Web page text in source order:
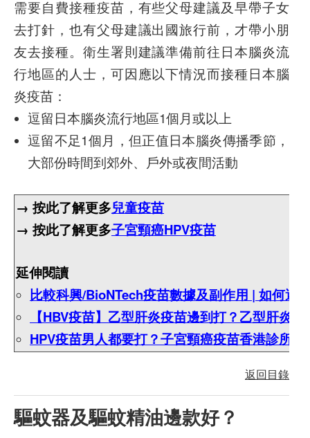
需要自費接種疫苗，有些父母建議及早帶子女
去打針，也有父母建議出國旅行前，才帶小朋
友去接種。衛生署則建議準備前往日本腦炎流
行地區的人士，可因應以下情況而接種日本腦
炎疫苗：
逗留日本腦炎流行地區1個月或以上
逗留不足1個月，但正值日本腦炎傳播季節，
大部份時間到郊外、戶外或夜間活動
→ 按此了解更多兒童疫苗
→ 按此了解更多子宮頸癌HPV疫苗
延伸閱讀
比較科興/BioNTech疫苗數據及副作用 | 如何選
【HBV疫苗】乙型肝炎疫苗邊到打？乙型肝炎
HPV疫苗男人都要打？子宮頸癌疫苗香港診所/
返回目錄
驅蚊器及驅蚊精油邊款好？